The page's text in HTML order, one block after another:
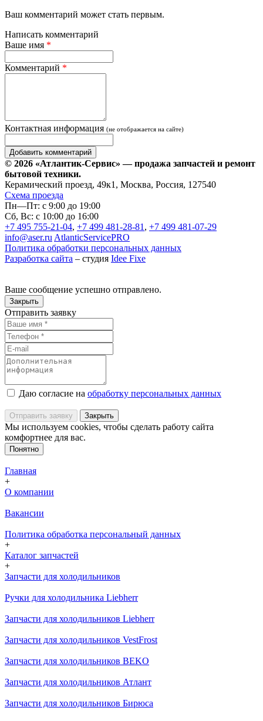
Ваш комментарий может стать первым.
Написать комментарий
Ваше имя *
Комментарий *
Контактная информация (не отображается на сайте)
© 2026 «Атлантик-Сервис» — продажа запчастей и ремонт
бытовой техники.
Керамический проезд, 49к1, Москва, Россия, 127540
Схема проезда
Пн—Пт: с 9:00 до 19:00
Сб, Вс: с 10:00 до 16:00
+7 495 755-21-04, +7 499 481-28-81 , +7 499 481-07-29
info@aser.ru AtlanticServicePRO
Политика обработки персональных данных
Разработка сайта – студия Idee Fixe
Ваше сообщение успешно отправлено.
Закрыть
Отправить заявку
Даю согласие на обработку персональных данных
Отправить заявку Закрыть
Мы используем cookies, чтобы сделать работу сайта
комфортнее для вас.
Понятно
Главная
+
О компании
Вакансии
Политика обработка персональный данных
+
Каталог запчастей
+
Запчасти для холодильников
Ручки для холодильника Liebherr
Запчасти для холодильников Liebherr
Запчасти для холодильников VestFrost
Запчасти для холодильников BEKO
Запчасти для холодильников Атлант
Запчасти для холодильников Бирюса